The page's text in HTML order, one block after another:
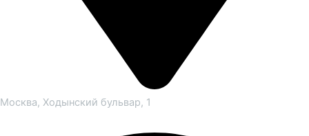
Москва, Ходынский бульвар, 1